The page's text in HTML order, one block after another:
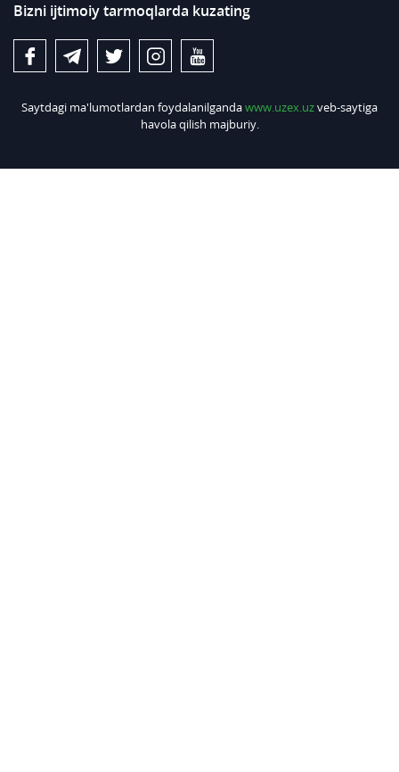
Bizni ijtimoiy tarmoqlarda kuzating
Saytdagi ma'lumotlardan foydalanilgandawww.uzex.uzveb-saytiga
havola qilish majburiy.